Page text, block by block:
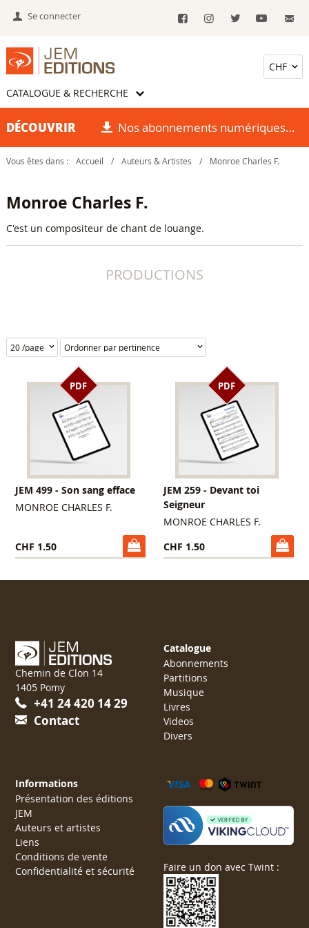
Se connecter
CATALOGUE & RECHERCHE
DÉCOUVRIR Nos abonnements numériques
Vous êtes dans : Accueil / Auteurs & Artistes / Monroe Charles F.
Monroe Charles F.
C'est un compositeur de chant de louange.
PRODUCTIONS
PDF
JEM 499 - Son sang efface
MONROE CHARLES F.
CHF 1.50
PDF
JEM 259 - Devant toi
Seigneur
MONROE CHARLES F.
CHF 1.50
Chemin de Clon 14
1405 Pomy
+41 24 420 14 29
Contact
Catalogue
Abonnements
Partitions
Musique
Livres
Videos
Divers
Informations
Présentation des éditions
JEM
Auteurs et artistes
Liens
Conditions de vente
Confidentialité et sécurité
Faire un don avec Twint :